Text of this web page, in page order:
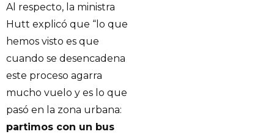
Al respecto, la ministra
Hutt explicó que “lo que
hemos visto es que
cuando se desencadena
este proceso agarra
mucho vuelo y es lo que
pasó en la zona urbana:
partimos con un bus